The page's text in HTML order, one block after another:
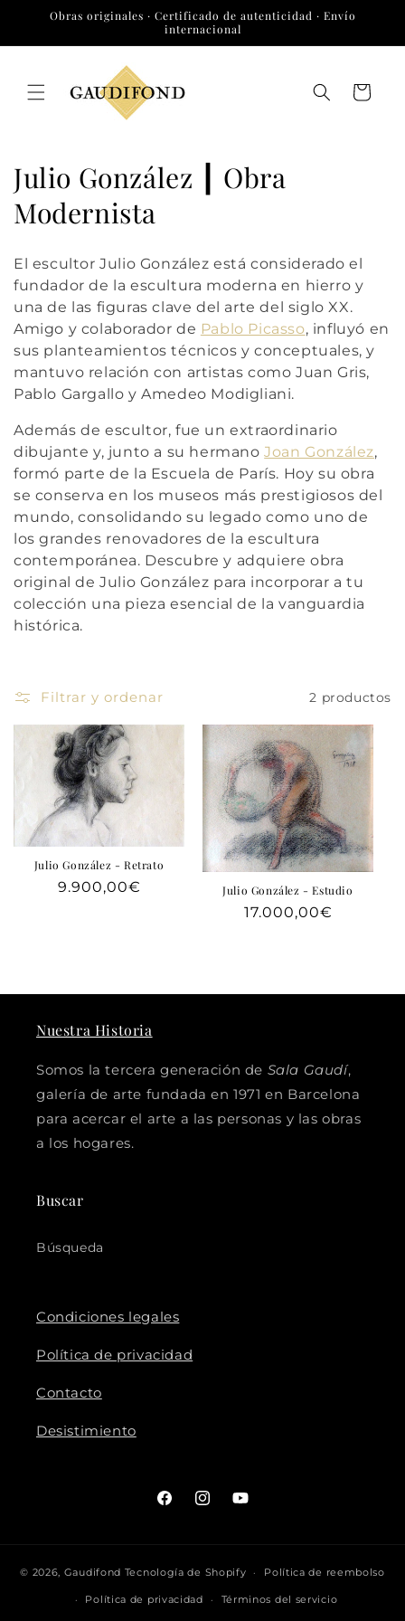
directamente
Obras originales · Certificado de autenticidad · Envío
internacional
Carrito
C
o
e
c
c
i
ó
n
:
Julio González ┃ Obra
Modernista
El escultorJulio González está considerado el
fundador de la escultura moderna en hierro y
una de las figuras clave del arte del siglo XX.
Amigo y colaborador de Pablo Picasso, influyó en
sus planteamientos técnicos y conceptuales, y
mantuvo relación con artistas comoJuan Gris,
Pablo Gargallo yAmedeo Modigliani.
Además de escultor, fue un extraordinario
dibujante y, junto a su hermanoJoan González,
formó parte de la Escuela de París. Hoy su obra
se conserva en los museos más prestigiosos del
mundo, consolidando su legado como uno de
los grandes renovadores de la escultura
contemporánea. Descubre y adquiere obra
original de Julio González para incorporar a tu
colección una pieza esencial de la vanguardia
histórica.
Filtrar y ordenar 2 productos
Julio González - Retrato
Precio
9.900,00€ Julio González - Estudio
Precio
17.000,00€
Nuestra Historia
Somos la tercera generación de Sala Gaudí,
galería de arte fundada en 1971 en Barcelona
para acercar el arte a las personas y las obras
a los hogares.
Buscar
Búsqueda
Condiciones legales
Política de privacidad
Contacto
Desistimiento
FacebookInstagramYouTube
© 2026, Gaudifond Tecnología de Shopify Política de reembolso
Política de privacidad Términos del servicio